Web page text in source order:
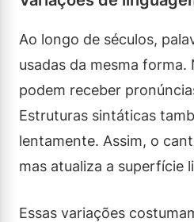
Ao longo de séculos,
usadas da mesma forma.
podem receber
Estruturas sintáticas
lentamente. Assim, o
mas atualiza a superfície
Essas variações